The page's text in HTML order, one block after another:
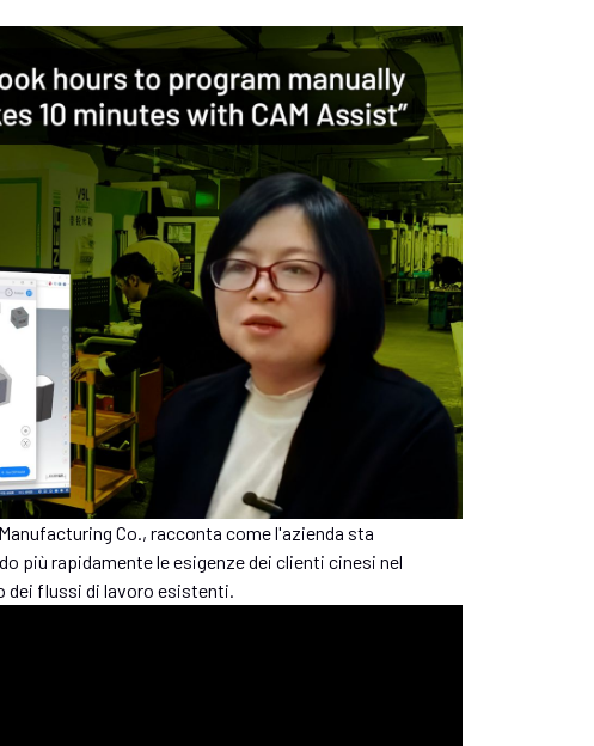
Co., racconta come l'azienda sta
più rapidamente le esigenze dei clienti cinesi nel
dei flussi di lavoro esistenti.